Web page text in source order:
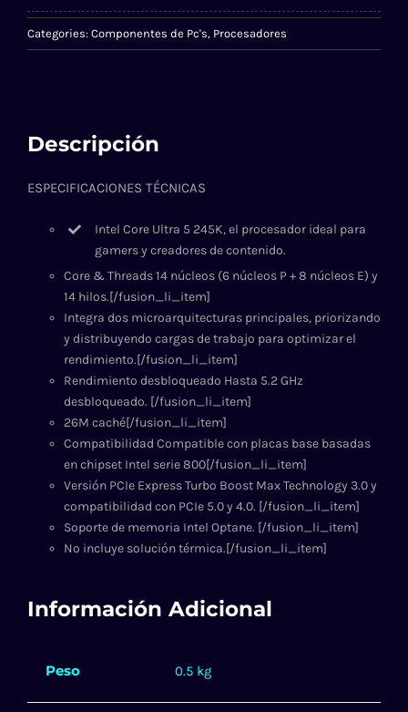
Categories: Componentes de Pc's, Procesadores
Descripción
ESPECIFICACIONES TÉCNICAS
Intel Core Ultra 5 245K, el procesador ideal para
gamers y creadores de contenido.
Core & Threads 14 núcleos (6 núcleos P + 8 núcleos E) y
14 hilos.[/fusion_li_item]
Integra dos microarquitecturas principales, priorizando
y distribuyendo cargas de trabajo para optimizar el
rendimiento.[/fusion_li_item]
Rendimiento desbloqueado Hasta 5.2 GHz
desbloqueado. [/fusion_li_item]
26M caché[/fusion_li_item]
Compatibilidad Compatible con placas base basadas
en chipset Intel serie 800[/fusion_li_item]
Versión PCIe Express Turbo Boost Max Technology 3.0 y
compatibilidad con PCIe 5.0 y 4.0. [/fusion_li_item]
Soporte de memoria Intel Optane. [/fusion_li_item]
No incluye solución térmica.[/fusion_li_item]
Información Adicional
Peso 0.5 kg